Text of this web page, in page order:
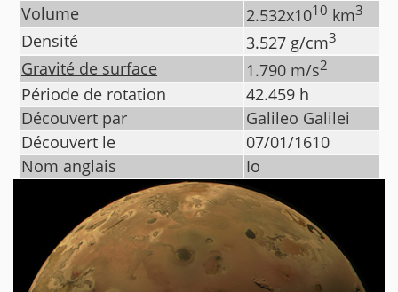
Volume
2.532x1010 km3
Densité 3.527 g/cm3
Gravité de surface 1.790 m/s2
Période de rotation 42.459 h
Découvert par
Galileo Galilei
Découvert le
07/01/1610
Nom anglais
Io